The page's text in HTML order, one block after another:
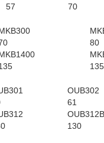
57
70
80
135
OUB302
61
OUB312B
130